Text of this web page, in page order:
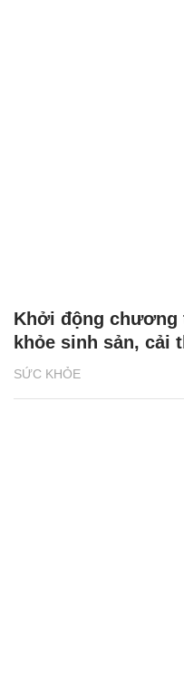
SỨC KHỎE
Khởi động
khỏe sinh sản, cải